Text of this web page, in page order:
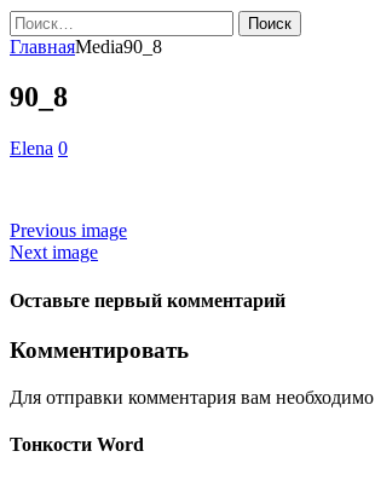
Найти:
ГлавнаяMedia90_8
90_8
Elena 0
Previous image
Next image
Оставьте первый комментарий
Комментировать
Для отправки комментария вам необходимо
Тонкости Word